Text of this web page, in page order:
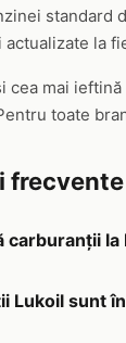
standard
la
cea mai
toate
carburanții
Lukoil sunt